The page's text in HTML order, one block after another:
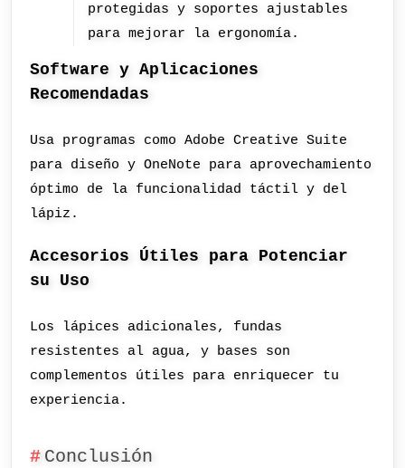
protegidas y soportes ajustables
para mejorar la ergonomía.
Software y Aplicaciones
Recomendadas
Usa programas como Adobe Creative Suite
para diseño y OneNote para aprovechamiento
óptimo de la funcionalidad táctil y del
lápiz.
Accesorios Útiles para Potenciar
su Uso
Los lápices adicionales, fundas
resistentes al agua, y bases son
complementos útiles para enriquecer tu
experiencia.
Conclusión